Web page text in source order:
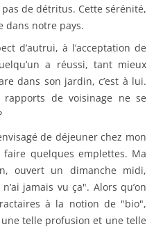
de détritus. Cette sérénité,
dans notre pays.
d’autrui, à l’acceptation de
a réussi, tant mieux
dans son jardin, c’est à lui.
de voisinage ne se
de déjeuner chez mon
quelques emplettes. Ma
ouvert un dimanche midi,
jamais vu ça". Alors qu’on
à la notion de "bio",
une telle profusion et une telle